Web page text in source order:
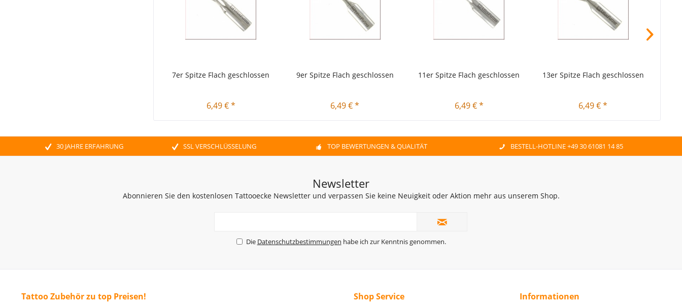
7er Spitze Flach geschlossen
6,49 € *
9er Spitze Flach geschlossen
6,49 € *
11er Spitze Flach geschlossen
6,49 € *
13er Spitze Flach geschlossen
6,49 € *
30 JAHRE ERFAHRUNG SSL VERSCHLÜSSELUNG TOP BEWERTUNGEN & QUALITÄT BESTELL-HOTLINE +49 30 61081 14 85
Newsletter
Abonnieren Sie den kostenlosen Tattooecke Newsletter und verpassen Sie keine Neuigkeit oder Aktion mehr aus unserem Shop.
Die Datenschutzbestimmungen habe ich zur Kenntnis genommen.
Tattoo Zubehör zu top Preisen! Shop Service Informationen